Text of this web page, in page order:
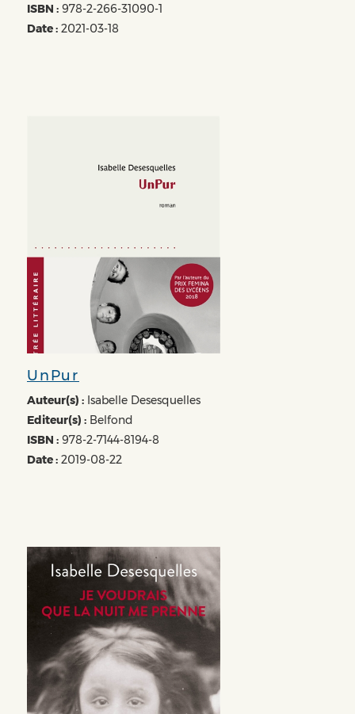
ISBN : 978-2-266-31090-1
Date : 2021-03-18
UnPur
Auteur(s) : Isabelle Desesquelles
Editeur(s) : Belfond
ISBN : 978-2-7144-8194-8
Date : 2019-08-22